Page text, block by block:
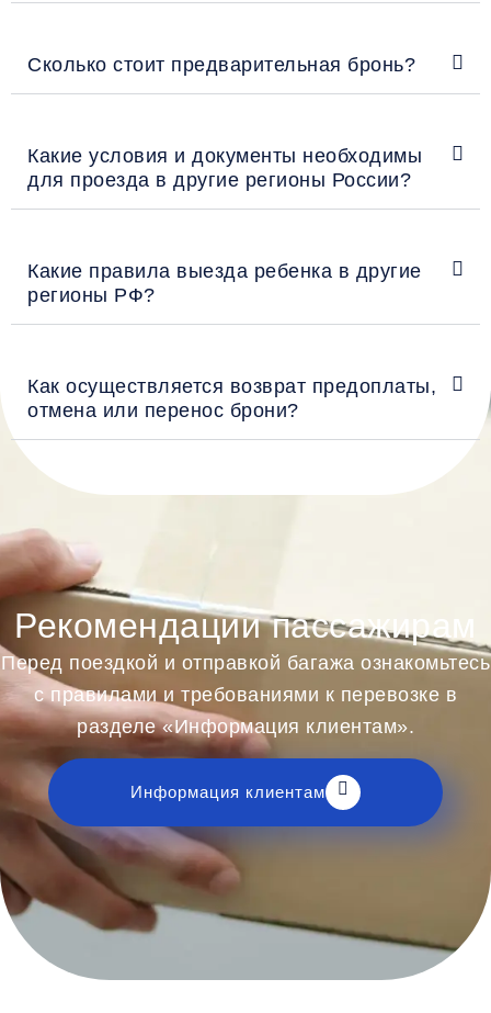
Сколько стоит предварительная бронь?
Какие условия и документы необходимы
для проезда в другие регионы России?
Какие правила выезда ребенка в другие
регионы РФ?
Как осуществляется возврат предоплаты,
отмена или перенос брони?
Рекомендации пассажирам
Перед поездкой и отправкой багажа ознакомьтесь
с правилами и требованиями к перевозке в
разделе «Информация клиентам».
Информация клиентам